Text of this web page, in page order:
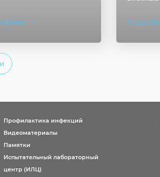
Профилактика инфекций
Видеоматериалы
Памятки
Испытательный лабораторный
центр (ИЛЦ)